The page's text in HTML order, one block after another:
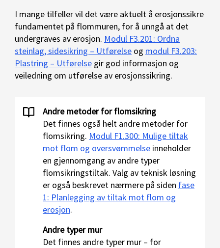
I mange tilfeller vil det være aktuelt å erosjonssikre
fundamentet på flommuren, for å unngå at det
undergraves av erosjon. Modul F3.201: Ordna
steinlag, sidesikring – Utførelse og modul F3.203:
Plastring – Utførelse gir god informasjon og
veiledning om utførelse av erosjonssikring.
Andre metoder for flomsikring
Det finnes også helt andre metoder for
flomsikring. Modul F1.300: Mulige tiltak
mot flom og oversvømmelse inneholder
en gjennomgang av andre typer
flomsikringstiltak. Valg av teknisk løsning
er også beskrevet nærmere på siden fase
1: Planlegging av tiltak mot flom og
erosjon.
Andre typer mur
Det finnes andre typer mur – for